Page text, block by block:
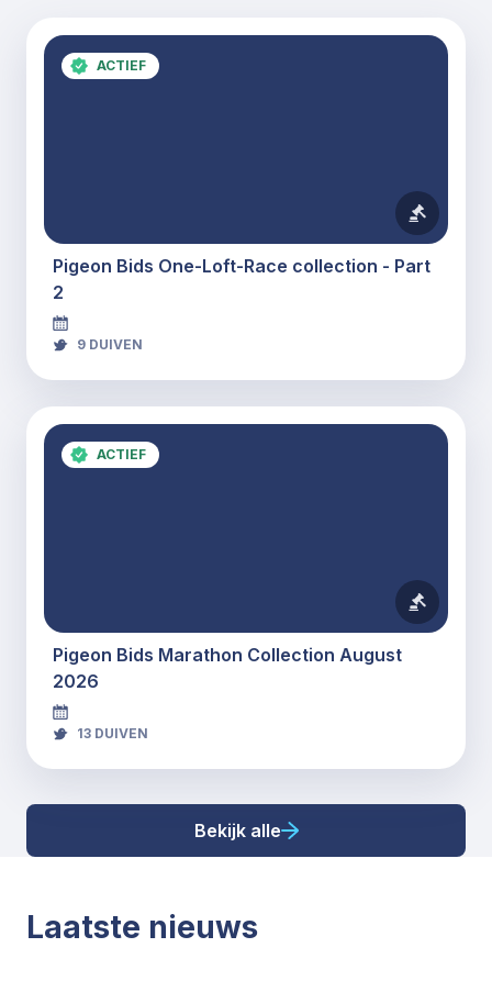
ACTIEF
Pigeon Bids One-Loft-Race collection - Part
2
9 DUIVEN
ACTIEF
Pigeon Bids Marathon Collection August
2026
13 DUIVEN
Bekijk alle
Laatste nieuws